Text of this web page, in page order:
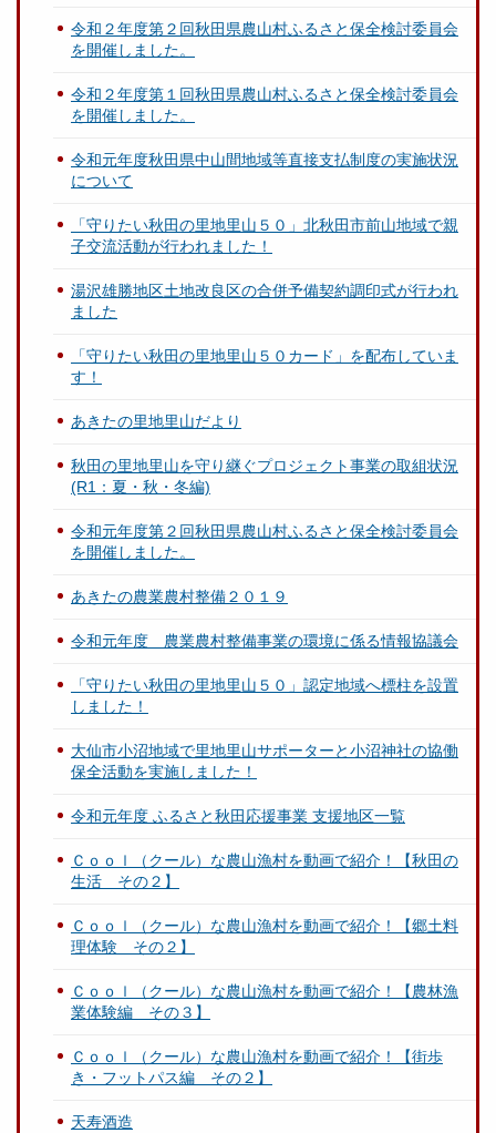
令和２年度第２回秋田県農山村ふるさと保全検討委員会
を開催しました。
令和２年度第１回秋田県農山村ふるさと保全検討委員会
を開催しました。
令和元年度秋田県中山間地域等直接支払制度の実施状況
について
「守りたい秋田の里地里山５０」北秋田市前山地域で親
子交流活動が行われました！
湯沢雄勝地区土地改良区の合併予備契約調印式が行われ
ました
「守りたい秋田の里地里山５０カード」を配布していま
す！
あきたの里地里山だより
秋田の里地里山を守り継ぐプロジェクト事業の取組状況
(R1：夏・秋・冬編)
令和元年度第２回秋田県農山村ふるさと保全検討委員会
を開催しました。
あきたの農業農村整備２０１９
令和元年度 農業農村整備事業の環境に係る情報協議会
「守りたい秋田の里地里山５０」認定地域へ標柱を設置
しました！
大仙市小沼地域で里地里山サポーターと小沼神社の協働
保全活動を実施しました！
令和元年度 ふるさと秋田応援事業 支援地区一覧
Ｃｏｏｌ（クール）な農山漁村を動画で紹介！【秋田の
生活 その２】
Ｃｏｏｌ（クール）な農山漁村を動画で紹介！【郷土料
理体験 その２】
Ｃｏｏｌ（クール）な農山漁村を動画で紹介！【農林漁
業体験編 その３】
Ｃｏｏｌ（クール）な農山漁村を動画で紹介！【街歩
き・フットパス編 その２】
天寿酒造